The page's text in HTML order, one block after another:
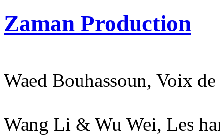
Zaman Production
Waed Bouhassoun, Voix
Wang Li & Wu Wei, Les